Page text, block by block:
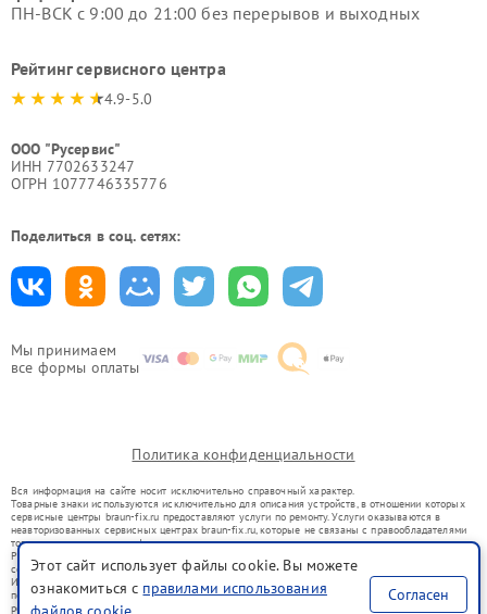
Мы принимаем
все формы оплаты
ПН-ВСК с 9:00 до 21:00 без перерывов и выходных
Рейтинг сервисного центра
4.9-5.0
ООО "Русервис"
ИНН 7702633247
ОГРН 1077746335776
Поделиться в соц. сетях:
Политика конфиденциальности
Вся информация на сайте носит исключительно справочный характер.
Товарные знаки используются исключительно для описания устройств, в отношении которых
сервисные центры braun-fix.ru предоставляют услуги по ремонту. Услуги оказываются в
неавторизованных сервисных центрах braun-fix.ru, которые не связаны с правообладателями
товарных знаков или их официальными представителями.
Ремонт осуществляется для устройств, уже введенных в гражданский оборот в соответствии
со статьей 1487 ГК РФ.
Использование товарных знаков не преследует цели индивидуализации услуг или введения
потребителей в заблуждение, а служит для информирования о предоставляемых услугах по
ремонту техники указанных брендов.
Этот сайт использует файлы cookie. Вы можете
ознакомиться с правилами использования
Согласен